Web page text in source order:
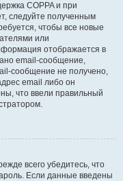
COPPA и при
следуйте полученным
чтобы все новые
или
отображается в
email-сообщение,
сообщение не получено,
email либо он
что ввели правильный
всего убедитесь, что
Если данные введены